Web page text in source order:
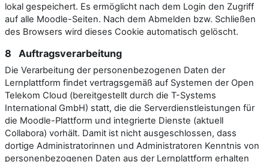
lokal gespeichert. Es ermöglicht nach dem Login den Zugriff
auf alle Moodle-Seiten. Nach dem Abmelden bzw. Schließen
des Browsers wird dieses Cookie automatisch gelöscht.
8 Auftragsverarbeitung
Die Verarbeitung der personenbezogenen Daten der
Lernplattform findet vertragsgemäß auf Systemen der Open
Telekom Cloud (bereitgestellt durch die T-Systems
International GmbH) statt, die die Serverdienstleistungen für
die Moodle-Plattform und integrierte Dienste (aktuell
Collabora) vorhält. Damit ist nicht ausgeschlossen, dass
dortige Administratorinnen und Administratoren Kenntnis von
personenbezogenen Daten aus der Lernplattform erhalten